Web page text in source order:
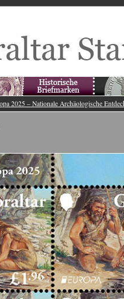
2025 – Nationale Archäologische